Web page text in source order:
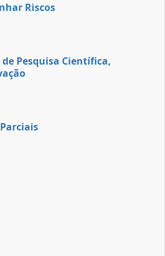
Riscos
Pesquisa Científica,